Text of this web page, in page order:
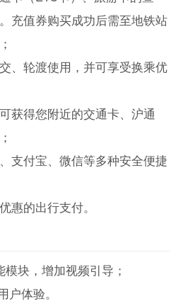
充值券购买成功后需至地铁站
、轮渡使用，并可享受换乘优
获得您附近的交通卡、沪通
支付宝、微信等多种安全便捷
惠的出行支付。
模块，增加视频引导；
体验。